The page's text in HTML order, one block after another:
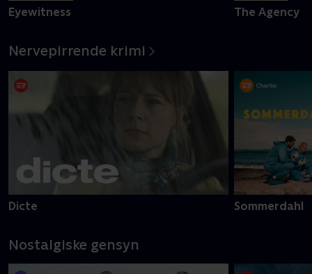
Eyewitness The Agency
Nervepirrende krimi
Dicte Sommerdahl
Nostalgiske gensyn